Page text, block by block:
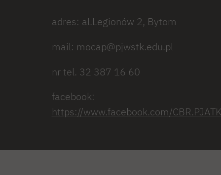
adres: al.Legionów 2, Bytom
mail: mocap@pjwstk.edu.pl
nr tel. 32 387 16 60
facebook:
https://www.facebook.com/CBR.PJATK